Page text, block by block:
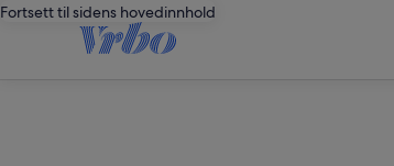
Fortsett til sidens hovedinnhold